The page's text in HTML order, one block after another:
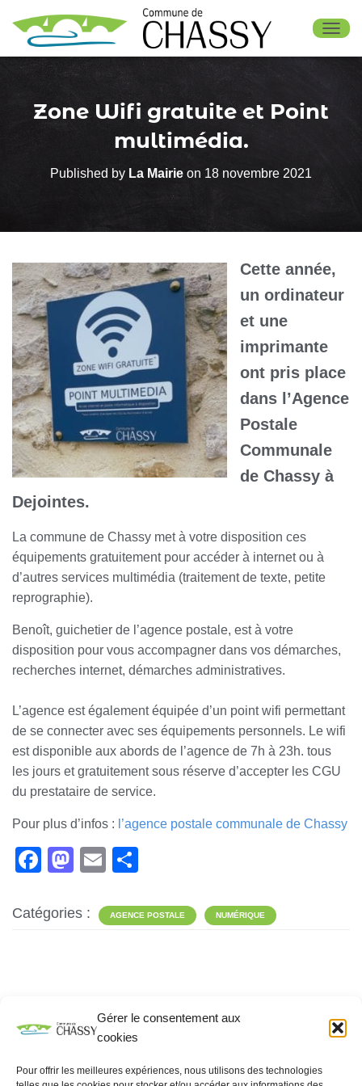
Gérer le consentement aux
cookies
Pour offrir les meilleures expériences, nous utilisons des technologies
Zone Wifi gratuite et Point
multimédia.
Published by La Mairie on 18 novembre 2021
Cette année,
un ordinateur
et une
imprimante
ont pris place
dans l’Agence
Postale
Communale
de Chassy à
Dejointes.
La commune de Chassy met à votre disposition ces
équipements gratuitement pour accéder à internet ou à
d’autres services multimédia (traitement de texte, petite
reprographie).
Benoît, guichetier de l’agence postale, est à votre
disposition pour vous accompagner dans vos démarches,
recherches internet, démarches administratives.
L’agence est également équipée d’un point wifi permettant
de se connecter avec ses équipements personnels. Le wifi
est disponible aux abords de l’agence de 7h à 23h. tous
les jours et gratuitement sous réserve d’accepter les CGU
du prestataire de service.
Pour plus d’infos : l’agence postale communale de Chassy
F
c
k
M
st
n
E
ail ta
Catégories : AGENCE POSTALE NUMÉRIQUE
Rechercher